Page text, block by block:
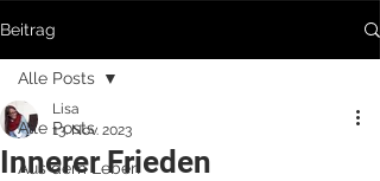
Beitrag
Alle Posts
Aus dem Leben
Alle Posts
Innerer Frieden
Lisa
13. Nov. 2023